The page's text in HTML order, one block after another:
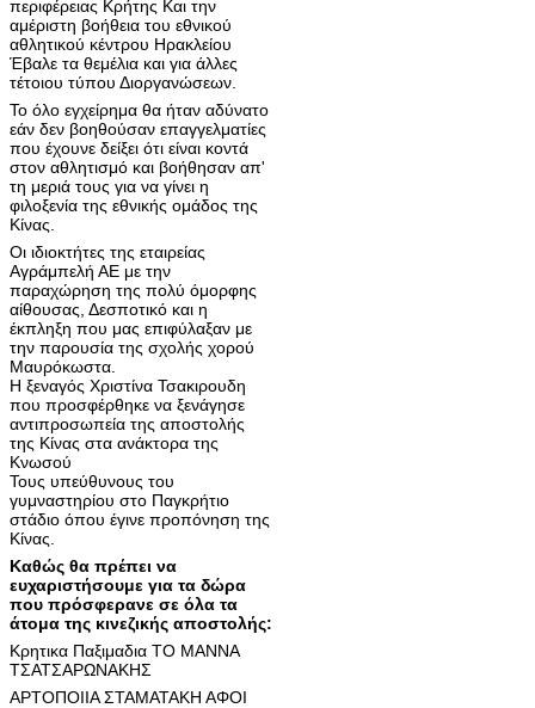
περιφέρειας Κρήτης Και την
αμέριστη βοήθεια του εθνικού
αθλητικού κέντρου Ηρακλείου
Έβαλε τα θεμέλια και για άλλες
τέτοιου τύπου Διοργανώσεων.
Το όλο εγχείρημα θα ήταν αδύνατο
εάν δεν βοηθούσαν επαγγελματίες
που έχουνε δείξει ότι είναι κοντά
στον αθλητισμό και βοήθησαν απ'
τη μεριά τους για να γίνει η
φιλοξενία της εθνικής ομάδος της
Κίνας.
Οι ιδιοκτήτες της εταιρείας
Αγράμπελή ΑΕ με την
παραχώρηση της πολύ όμορφης
αίθουσας, Δεσποτικό και η
έκπληξη που μας επιφύλαξαν με
την παρουσία της σχολής χορού
Μαυρόκωστα.
Η ξεναγός Χριστίνα Τσακιρουδη
που προσφέρθηκε να ξενάγησε
αντιπροσωπεία της αποστολής
της Κίνας στα ανάκτορα της
Κνωσού
Τους υπεύθυνους του
γυμναστηρίου στο Παγκρήτιο
στάδιο όπου έγινε προπόνηση της
Κίνας.
Καθώς θα πρέπει να
ευχαριστήσουμε για τα δώρα
που πρόσφερανε σε όλα τα
άτομα της κινεζικής αποστολής:
Κρητικα Παξιμαδια ΤΟ ΜΑΝΝΑ
ΤΣΑΤΣΑΡΩΝΑΚΗΣ
ΑΡΤΟΠΟΙΙΑ ΣΤΑΜΑΤΑΚΗ ΑΦΟΙ